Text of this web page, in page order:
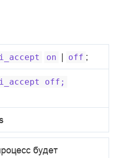
on | off ;
off;
будет